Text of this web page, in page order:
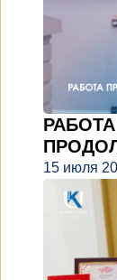
15 июля